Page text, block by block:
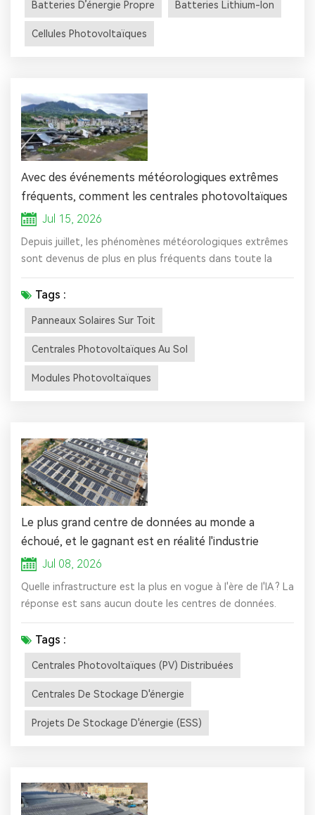
l’Administration nationale des impôts ont annoncé
conjointement la réintroduction progressive d’une taxe à
la consommation sur de...
Batteries D’énergie Propre Batteries Lithium-Ion
Cellules Photovoltaïques
Avec des événements météorologiques extrêmes
fréquents, comment les centrales photovoltaïques
peuvent-elles se protéger ?
Jul 15, 2026
Depuis juillet, les phénomènes météorologiques extrêmes
sont devenus de plus en plus fréquents dans toute la
Chine, notamment les inondations au Guangxi, les typhons
dans la région du delta du Yangtsé, les crues soudaines
dans le nord du Hebei, les phénomènes convectifs violents
au Hubei et les pluies torrentielles au Liaoning. Du Nord-
Est à la Chine du Sud, plusieurs provinces subissent
l'impact ...
Tags :
Panneaux Solaires Sur Toit
Centrales Photovoltaïques Au Sol
Modules Photovoltaïques
Le plus grand centre de données au monde a
échoué, et le gagnant est en réalité l'industrie
photovoltaïque ?
Jul 08, 2026
Quelle infrastructure est la plus en vogue à l'ère de l'IA ? La
réponse est sans aucun doute les centres de données.
Cependant, des nouvelles récentes ont refroidi
l'engouement toujours croissant pour les infrastructures
de puissance de calcul. Le 2 juillet, heure locale, QTS, un
opérateur de centres de données appartenant au
Blackstone Group, a officiellement annoncé son retrait
d'un projet de ce...
Tags :
Centrales Photovoltaïques (PV) Distribuées
Centrales De Stockage D'énergie
Projets De Stockage D'énergie (ESS)